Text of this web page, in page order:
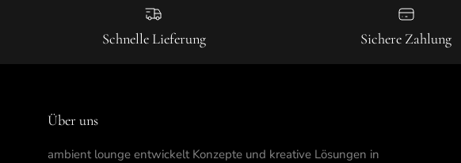
Schnelle Lieferung Sichere Zahlung
Über uns
ambient lounge entwickelt Konzepte und kreative Lösungen in